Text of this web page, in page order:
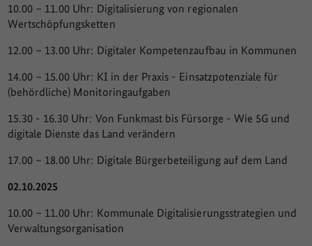
10.00 – 11.00 Uhr: Digitalisierung von regionalen
Wertschöpfungsketten
12.00 – 13.00 Uhr: Digitaler Kompetenzaufbau in Kommunen
14.00 – 15.00 Uhr: KI in der Praxis - Einsatzpotenziale für
(behördliche) Monitoringaufgaben
15.30 - 16.30 Uhr: Von Funkmast bis Fürsorge - Wie 5G und
digitale Dienste das Land verändern
17.00 – 18.00 Uhr: Digitale Bürgerbeteiligung auf dem Land
02.10.2025
10.00 – 11.00 Uhr: Kommunale Digitalisierungsstrategien und
Verwaltungsorganisation